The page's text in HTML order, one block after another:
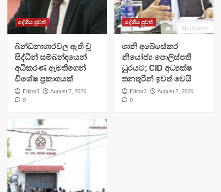
දේශීය පුවත්
බන්ධනාගාරවල ඇති වූ
සිද්ධීන් සම්බන්ඳයෙන්
අධිකරණ ඇමතිගෙන්
විශේෂ ප්‍රකාශයක්
Editor3
August 7, 2026
0
දේශීය පුවත්
ශානි අබේසේකර
නියෝජ්‍ය පොලිස්පති
ධුරයට; CID අධ්‍යක්ෂ
තනතුරින් ඉවත් වෙයි
Editor3
August 7, 2026
0